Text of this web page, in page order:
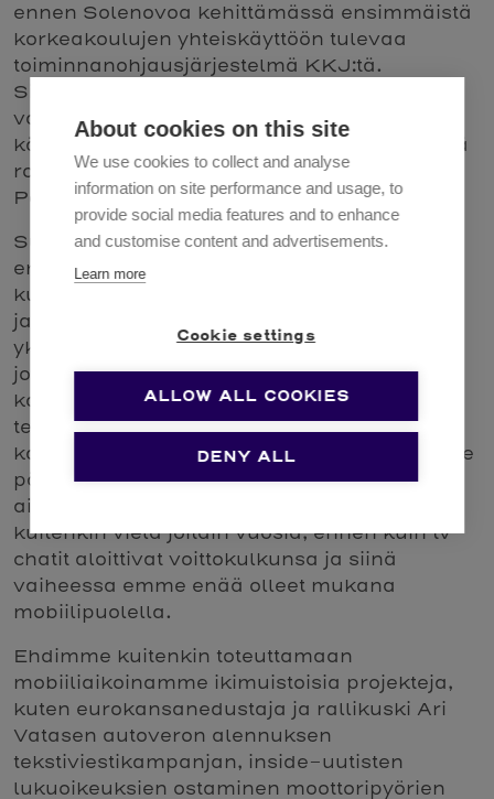
ennen Solenovoa kehittämässä ensimmäistä
korkeakoulujen yhteiskäyttöön tulevaa
toiminnanohjausjärjestelmä KKJ:tä.
Sittemmin KKJ korvattiin 2000-luvun
vaihteessa Oodilla, jonka kehittämisessä ja
käyttöönotoissa Solenovolla oli jo merkittävä
rooli. Nykyään myös Oodi on jo korvattu
Pepillä.
Sunit Oy:n yhteistyö edellytti meiltä
erikoistumista 2000-luvun taitteen
kuumimpaan trendiin – mobiiliteknologiaan
ja matkapuhelimiin. Yrityksellämme olikin
yksi Suomen ensimmäisiä mobiilialustoja,
joka pystyi kommunikoimaan
kaksisuuntaisesti kaikkien silloisten
teleoperaattorien tekstiviestikeskusten
kanssa. Mobile Service Platform-alustamme
päälle suunnittelimme erilaisia palveluja
aina tv-ruudun chateistä ja visailuihin. Meni
kuitenkin vielä joitain vuosia, ennen kuin tv-
chatit aloittivat voittokulkunsa ja siinä
vaiheessa emme enää olleet mukana
mobiilipuolella.
Ehdimme kuitenkin toteuttamaan
mobiiliaikoinamme ikimuistoisia projekteja,
kuten eurokansanedustaja ja rallikuski Ari
Vatasen autoveron alennuksen
tekstiviestikampanjan, inside-uutisten
lukuoikeuksien ostaminen moottoripyörien
About cookies on this site
We use cookies to collect and analyse
information on site performance and usage, to
provide social media features and to enhance
and customise content and advertisements.
Learn more
Cookie settings
ALLOW ALL COOKIES
DENY ALL